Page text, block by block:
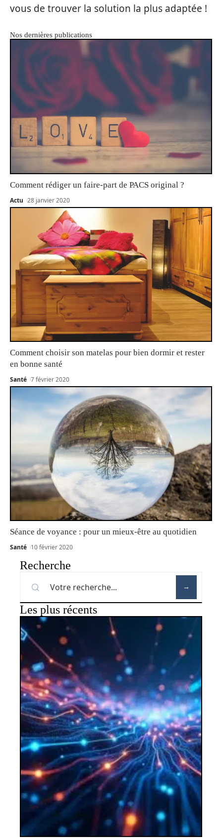
vous de trouver la solution la plus adaptée !
Nos dernières publications
Comment rédiger un faire-part de PACS original ?
Actu 28 janvier 2020
Comment choisir son matelas pour bien dormir et rester
en bonne santé
Santé 7 février 2020
Séance de voyance : pour un mieux-être au quotidien
Santé 10 février 2020
Recherche
Les plus récents